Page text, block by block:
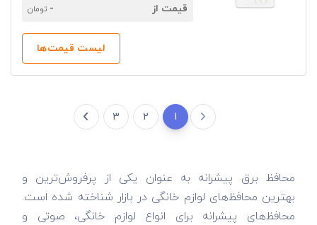
قیمت از - تومان
لیست قیمت‌ها
1
2
3
محافظ برق پیشرانه به عنوان یکی از پرفروش‌ترین و
بهترین محافظ‌های لوازم خانگی در بازار شناخته شده است.
محافظ‌های پیشرانه برای انواع لوازم خانگی، صوتی و